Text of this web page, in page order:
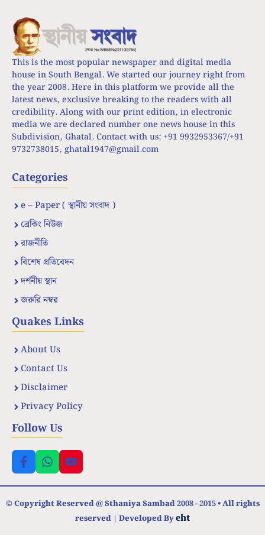
This is the most popular newspaper and digital media
house in South Bengal. We started our journey right from
the year 2008. Here in this platform we provide all the
latest news, exclusive breaking to the readers with all
credibility. Along with our print edition, in electronic
media we are declared number one news house in this
Subdivision, Ghatal. Contact with us: +91 9932953367/+91
9732738015, ghatal1947@gmail.com
Categories
e – Paper ( স্থানীয় সংবাদ )
ব্রেকিং নিউজ
রাজনীতি
বিশেষ প্রতিবেদন
দর্শনীয় স্থান
জরুরি নম্বর
Quakes Links
About Us
Contact Us
Disclaimer
Privacy Policy
Follow Us
© Copyright Reserved @ Sthaniya Sambad 2008 - 2015 • All rights
reserved | Developed Byeht